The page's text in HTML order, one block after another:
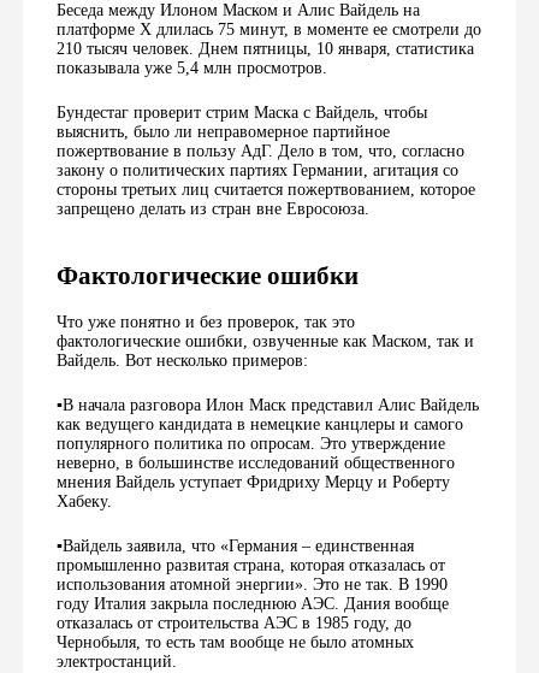
Беседа между Илоном Маском и Алис Вайдель на
платформе X длилась 75 минут, в моменте ее смотрели до
210 тысяч человек. Днем пятницы, 10 января, статистика
показывала уже 5,4 млн просмотров.
Бундестаг проверит стрим Маска с Вайдель, чтобы
выяснить, было ли неправомерное партийное
пожертвование в пользу АдГ. Дело в том, что, согласно
закону о политических партиях Германии, агитация со
стороны третьих лиц считается пожертвованием, которое
запрещено делать из стран вне Евросоюза.
Фактологические ошибки
Что уже понятно и без проверок, так это
фактологические ошибки, озвученные как Маском, так и
Вайдель. Вот несколько примеров:
▪️В начала разговора Илон Маск представил Алис Вайдель
как ведущего кандидата в немецкие канцлеры и самого
популярного политика по опросам. Это утверждение
неверно, в большинстве исследований общественного
мнения Вайдель уступает Фридриху Мерцу и Роберту
Хабеку.
▪️Вайдель заявила, что «Германия – единственная
промышленно развитая страна, которая отказалась от
использования атомной энергии». Это не так. В 1990
году Италия закрыла последнюю АЭС. Дания вообще
отказалась от строительства АЭС в 1985 году, до
Чернобыля, то есть там вообще не было атомных
электростанций.